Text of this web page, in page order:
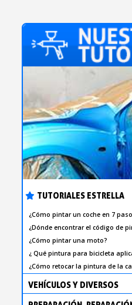
TUTORIALES ESTRELLA
¿Cómo pintar un coche en 7
¿Dónde encontrar el código de
¿Cómo pintar una moto?
¿ Qué pintura para bicicleta
¿Cómo retocar la pintura de la
VEHÍCULOS Y DIVERSOS